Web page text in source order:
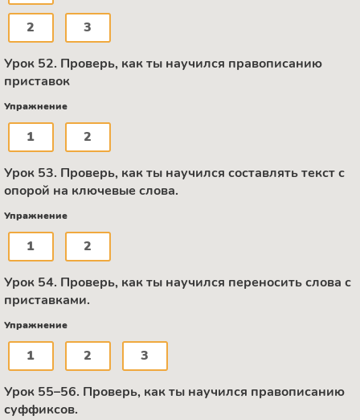
2 3
Урок 52. Проверь, как ты научился правописанию
приставок
Упражнение
1 2
Урок 53. Проверь, как ты научился составлять текст с
опорой на ключевые слова.
Упражнение
1 2
Урок 54. Проверь, как ты научился переносить слова с
приставками.
Упражнение
1 2 3
Урок 55–56. Проверь, как ты научился правописанию
суффиксов.